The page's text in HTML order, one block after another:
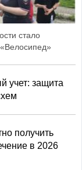
стало
учет: защита
получить
в 2026